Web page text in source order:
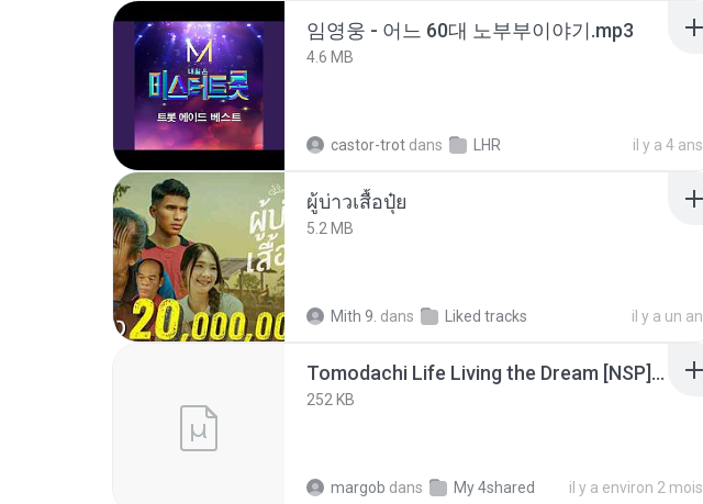
임영웅 - 어느 60대 노부부이야기.mp3
4.6 MB
castor-trot dans LHR il y a 4 ans
ผู้บ่าวเสื้อปุ๋ย
5.2 MB
Mith 9. dans Liked tracks il y a un an
Tomodachi Life Living the Dream [NSP].torrent
252 KB
margob dans My 4shared il y a environ 2 mois